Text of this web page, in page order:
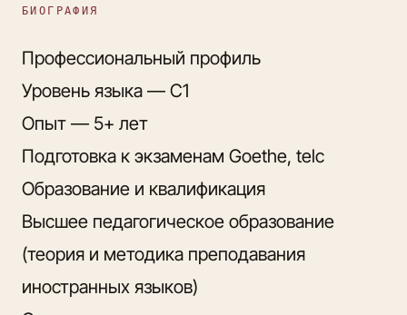
БИОГРАФИЯ
Профессиональный профиль
Уровень языка — C1
Опыт — 5+ лет
Подготовка к экзаменам Goethe, telc
Образование и квалификация
Высшее педагогическое образование
(теория и методика преподавания
иностранных языков)